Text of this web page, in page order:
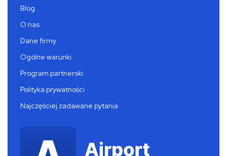
Blog
O nas
Dane firmy
Ogólne warunki
Program partnerski
Polityka prywatności
Najczęściej zadawane pytania